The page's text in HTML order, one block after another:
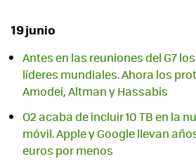
19 junio
Antes en las reuniones del G7
líderes mundiales. Ahora los
Amodei, Altman y Hassabis
O2 acaba de incluir 10 TB en la
móvil. Apple y Google llevan
euros por menos